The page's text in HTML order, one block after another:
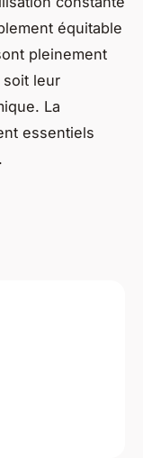
équitable
pleinement
leur
La
essentiels